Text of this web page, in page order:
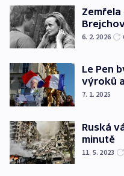
Zemřela
6. 2. 2026
Le Pen
výroků
7. 1. 2025
Ruská
minutě
11. 5. 2023